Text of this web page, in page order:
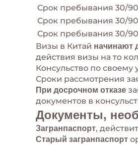
Срок пребывания 30/
Срок пребывания 30/
Срок пребывания 30/
Визы в Китай начинают
действия визы на то
Консульство по своему
Сроки рассмотрения
При досрочном отказе
документов в
Документы,
Загранпаспорт,
Старый загранпаспорт